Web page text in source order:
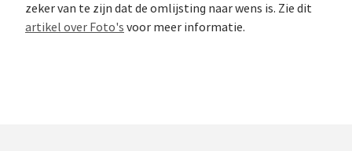
zeker van te zijn dat de omlijsting naar wens is. Zie dit
artikel over Foto's voor meer informatie.